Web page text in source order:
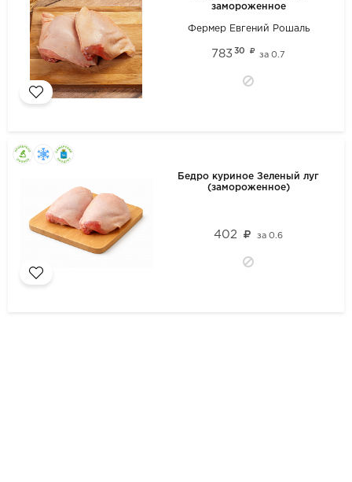
замороженное
Фермер Евгений Рошаль
783 30 за0.7
Бедро куриное Зеленый луг
(замороженное)
402 за0.6